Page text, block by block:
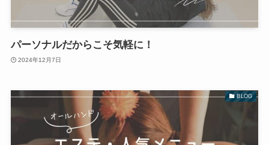
パーソナルだからこそ気軽に！
2024年12月7日
BLOG